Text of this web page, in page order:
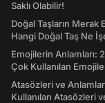
Saklı Olabilir!
Doğal Taşların Merak
Hangi Doğal Taş Ne
Emojilerin Anlamları:
Çok Kullanılan
Atasözleri ve
Kullanılan Atasözleri